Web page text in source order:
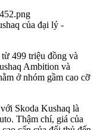
của đại lý -
499 triệu đồng và
Ambition và
ở nhóm gầm cao cỡ
Skoda Kushaq là
Thậm chí, giá của